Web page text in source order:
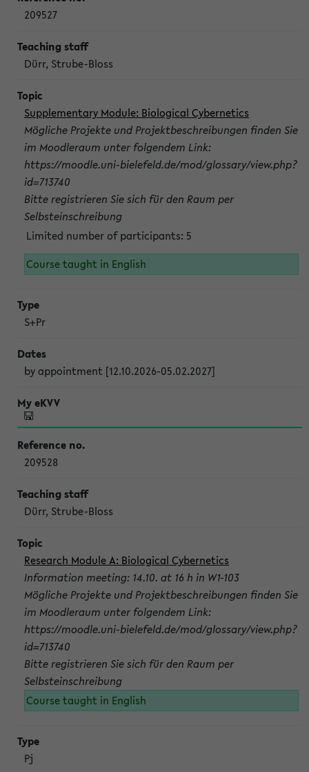
209527
Dürr, Strube-Bloss
Supplementary Module: Biological Cybernetics
Mögliche Projekte und Projektbeschreibungen finden Sie
im Moodleraum unter folgendem Link:
https://moodle.uni-bielefeld.de/mod/glossary/view.php?
id=713740
Bitte registrieren Sie sich für den Raum per
Selbsteinschreibung
Limited number of participants: 5
Course taught in English
S+Pr
by appointment [12.10.2026-05.02.2027]
209528
Dürr, Strube-Bloss
Research Module A: Biological Cybernetics
Information meeting: 14.10. at 16 h in W1-103
Mögliche Projekte und Projektbeschreibungen finden Sie
im Moodleraum unter folgendem Link:
https://moodle.uni-bielefeld.de/mod/glossary/view.php?
id=713740
Bitte registrieren Sie sich für den Raum per
Selbsteinschreibung
Course taught in English
Pj